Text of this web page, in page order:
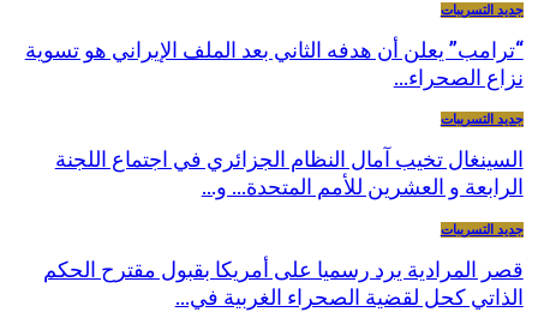
جديد التسريبات
“ترامب” يعلن أن هدفه الثاني بعد الملف الإيراني هو تسوية
نزاع الصحراء…
جديد التسريبات
السينغال تخيب آمال النظام الجزائري في اجتماع اللجنة
الرابعة و العشرين للأمم المتحدة… و…
جديد التسريبات
قصر المرادية يرد رسميا على أمريكا بقبول مقترح الحكم
الذاتي كحل لقضية الصحراء الغربية في…